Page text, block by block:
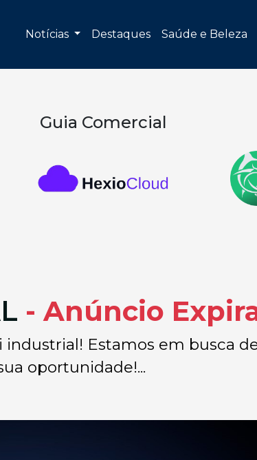
Notícias Destaques Saúde e Beleza
Guia Comercial
- Anúncio
industrial! Estamos em busca
oportunidade!...